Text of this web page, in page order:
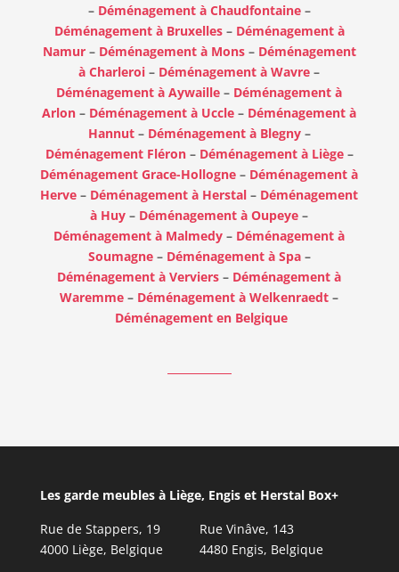
– Déménagement à Chaudfontaine–
Déménagement à Bruxelles–Déménagement à
Namur– Déménagement à Mons– Déménagement
à Charleroi – Déménagement à Wavre –
Déménagement à Aywaille – Déménagement à
Arlon – Déménagement à Uccle – Déménagement à
Hannut– Déménagement à Blegny–
Déménagement Fléron– Déménagement à Liège–
Déménagement Grace-Hollogne – Déménagement à
Herve – Déménagement à Herstal – Déménagement
à Huy – Déménagement à Oupeye –
Déménagement à Malmedy – Déménagement à
Soumagne– Déménagement à Spa–
Déménagement à Verviers – Déménagement à
Waremme – Déménagement à Welkenraedt –
Déménagement en Belgique
Les garde meubles à Liège, Engis et Herstal Box+
Rue de Stappers, 19
4000 Liège, Belgique
Rue Vinâve, 143
4480 Engis, Belgique